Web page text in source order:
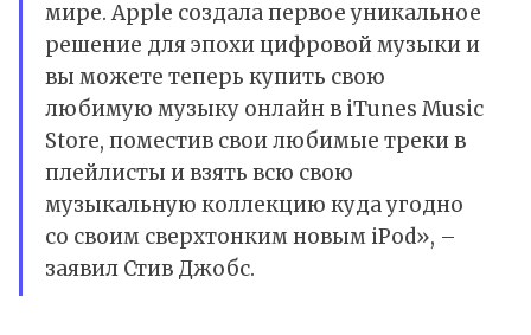
мире. Apple создала первое уникальное
решение для эпохи цифровой музыки и
вы можете теперь купить свою
любимую музыку онлайн в iTunes Music
Store, поместив свои любимые треки в
плейлисты и взять всю свою
музыкальную коллекцию куда угодно
со своим сверхтонким новым iPod», –
заявил Стив Джобс.